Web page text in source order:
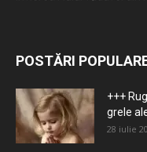
POSTĂRI
+++
grele
28 iulie